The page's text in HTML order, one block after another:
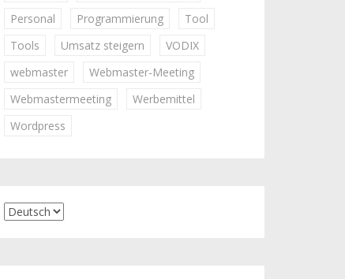
Personal
Programmierung
Tool
Tools
Umsatz steigern
VODIX
webmaster
Webmaster-Meeting
Webmastermeeting
Werbemittel
Wordpress